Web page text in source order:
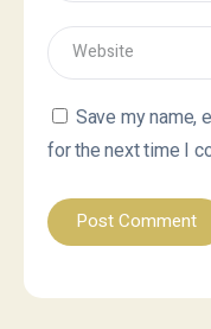
Save my name,
for the next time I